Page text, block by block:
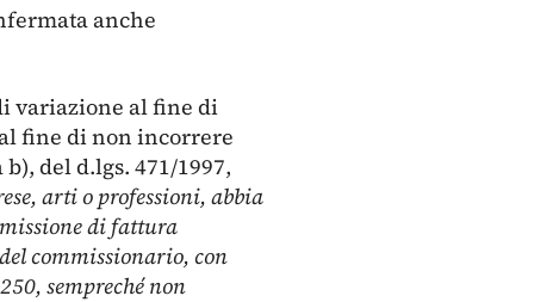
anche
variazione al fine di
fine di non incorrere
del d.lgs. 471/1997,
arti o professioni, abbia
di fattura
commissionario, con
sempreché non